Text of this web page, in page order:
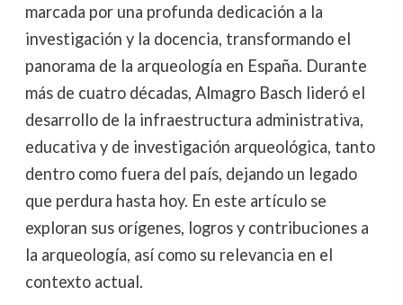
marcada por una profunda dedicación a la
investigación y la docencia, transformando el
panorama de la arqueología en España. Durante
más de cuatro décadas, Almagro Basch lideró el
desarrollo de la infraestructura administrativa,
educativa y de investigación arqueológica, tanto
dentro como fuera del país, dejando un legado
que perdura hasta hoy. En este artículo se
exploran sus orígenes, logros y contribuciones a
la arqueología, así como su relevancia en el
contexto actual.